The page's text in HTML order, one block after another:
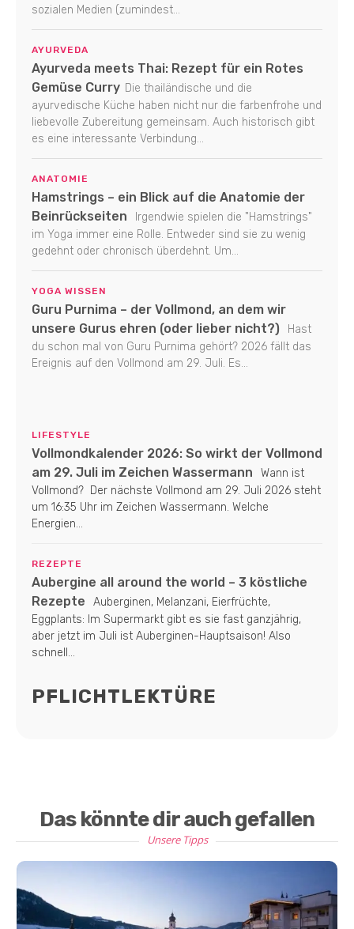
sozialen Medien (zumindest...
AYURVEDA
Ayurveda meets Thai: Rezept für ein Rotes
Gemüse Curry Die thailändische und die
ayurvedische Küche haben nicht nur die farbenfrohe und
liebevolle Zubereitung gemeinsam. Auch historisch gibt
es eine interessante Verbindung...
ANATOMIE
Hamstrings – ein Blick auf die Anatomie der
Beinrückseiten
Irgendwie spielen die "Hamstrings"
im Yoga immer eine Rolle. Entweder sind sie zu wenig
gedehnt oder chronisch überdehnt. Um...
YOGA WISSEN
Guru Purnima – der Vollmond, an dem wir
unsere Gurus ehren (oder lieber nicht?)
Hast
du schon mal von Guru Purnima gehört? 2026 fällt das
Ereignis auf den Vollmond am 29. Juli. Es...
LIFESTYLE
Vollmondkalender 2026: So wirkt der Vollmond
am 29. Juli im Zeichen Wassermann
Wann ist
Vollmond? Der nächste Vollmond am 29. Juli 2026 steht
um 16:35 Uhr im Zeichen Wassermann. Welche
Energien...
REZEPTE
Aubergine all around the world – 3 köstliche
Rezepte
Auberginen, Melanzani, Eierfrüchte,
Eggplants: Im Supermarkt gibt es sie fast ganzjährig,
aber jetzt im Juli ist Auberginen-Hauptsaison! Also
schnell...
PFLICHTLEKTÜRE
Das könnte dir auch gefallen
Unsere Tipps